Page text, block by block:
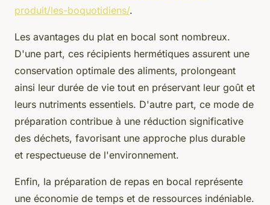
produit/les-boquotidiens/.
Les avantages du plat en bocal sont nombreux.
D'une part, ces récipients hermétiques assurent une
conservation optimale des aliments, prolongeant
ainsi leur durée de vie tout en préservant leur goût et
leurs nutriments essentiels. D'autre part, ce mode de
préparation contribue à une réduction significative
des déchets, favorisant une approche plus durable
et respectueuse de l'environnement.
Enfin, la préparation de repas en bocal représente
une économie de temps et de ressources indéniable.